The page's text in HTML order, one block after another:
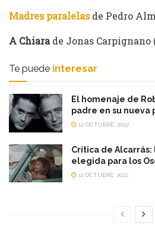
Madres paralelasde Pedro
A Chiarade Jonas Carpignano
Te puede interesar
El homenaje de
padre en su nueva
12 OCTUBRE, 2022
Crítica de
elegida para los
11 OCTUBRE, 2022